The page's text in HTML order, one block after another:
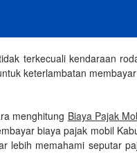
terkecuali kendaraan
keterlambatan
menghitung Biaya Pajak
biaya pajak mobil
lebih memahami seputar